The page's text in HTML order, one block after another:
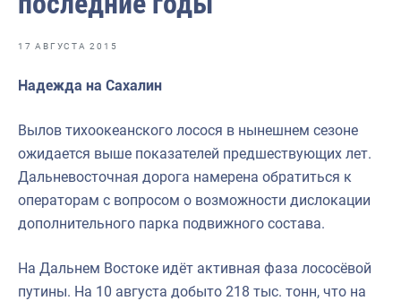
Отраслевые СМИ
Выставки и конференции
Научно-практическая литература
Отрасль в цифрах
Инфографика
События в России и мире
17 АВГУСТА 2015
Надежда на Сахалин
Вылов тихоокеанского лосося в нынешнем сезоне
ожидается выше показателей предшествующих лет.
Дальневосточная дорога намерена обратиться к
операторам с вопросом о возможности дислокации
дополнительного парка подвижного состава.
На Дальнем Востоке идёт активная фаза лососёвой
путины. На 10 августа добыто 218 тыс. тонн, что на